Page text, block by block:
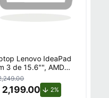
Lenovo IdeaPad
3 de 15.6"", AMD
5 7520U, 16GB
disco sólido de
modelo
2,199.00 2%